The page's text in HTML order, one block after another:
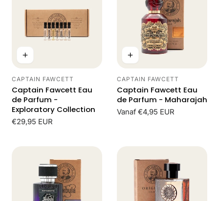
Leverancier:
CAPTAIN FAWCETT
Captain Fawcett Eau
de Parfum -
Exploratory Collection
Normale
€29,95 EUR
Leverancier:
CAPTAIN FAWCETT
Captain Fawcett Eau
de Parfum - Maharajah
Normale
Vanaf €4,95 EUR